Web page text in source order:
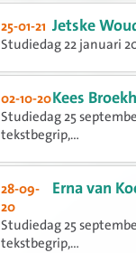
25-01-21 Jetske
Studiedag 22 januari
02-10-20Kees
Studiedag 25
tekstbegrip,...
28-09-
20
Erna van
Studiedag 25
tekstbegrip,...